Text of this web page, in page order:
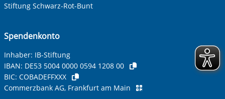
Stiftung Schwarz-Rot-Bunt
Spendenkonto
Inhaber: IB-Stiftung
IBAN: DE53 5004 0000 0594 1208 00
BIC: COBADEFFXXX
Commerzbank AG, Frankfurt am Main